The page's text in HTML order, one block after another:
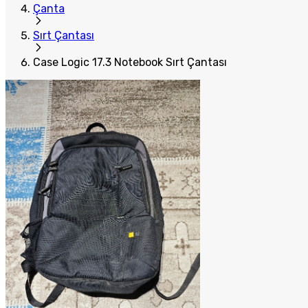
Çanta
Sırt Çantası
Case Logic 17.3 Notebook Sırt Çantası